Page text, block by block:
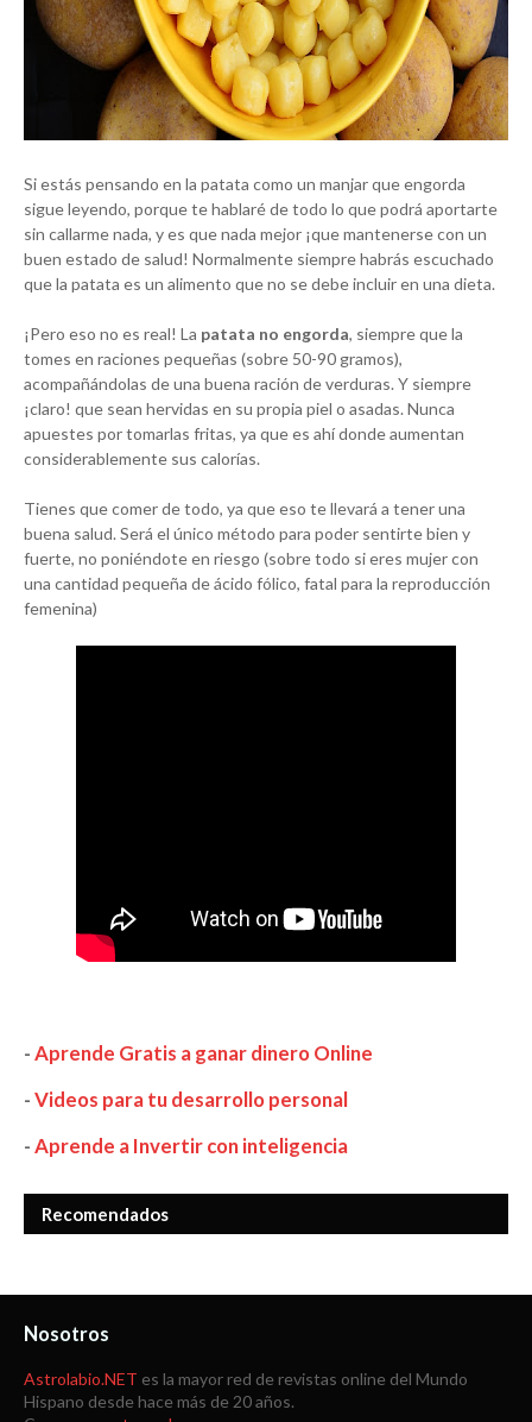
Si estás pensando en la patata como un manjar que engorda
sigue leyendo, porque te hablaré de todo lo que podrá aportarte
sin callarme nada, y es que nada mejor ¡que mantenerse con un
buen estado de salud! Normalmente siempre habrás escuchado
que la patata es un alimento que no se debe incluir en una dieta.
¡Pero eso no es real! La patata no engorda, siempre que la
tomes en raciones pequeñas (sobre 50-90 gramos),
acompañándolas de una buena ración de verduras. Y siempre
¡claro! que sean hervidas en su propia piel o asadas. Nunca
apuestes por tomarlas fritas, ya que es ahí donde aumentan
considerablemente sus calorías.
Tienes que comer de todo, ya que eso te llevará a tener una
buena salud. Será el único método para poder sentirte bien y
fuerte, no poniéndote en riesgo (sobre todo si eres mujer con
una cantidad pequeña de ácido fólico, fatal para la reproducción
femenina)
-Aprende Gratis a ganar dinero Online
-Videos para tu desarrollo personal
-Aprende a Invertir con inteligencia
Recomendados
Nosotros
Astrolabio.NET es la mayor red de revistas online del Mundo
Hispano desde hace más de 20 años.